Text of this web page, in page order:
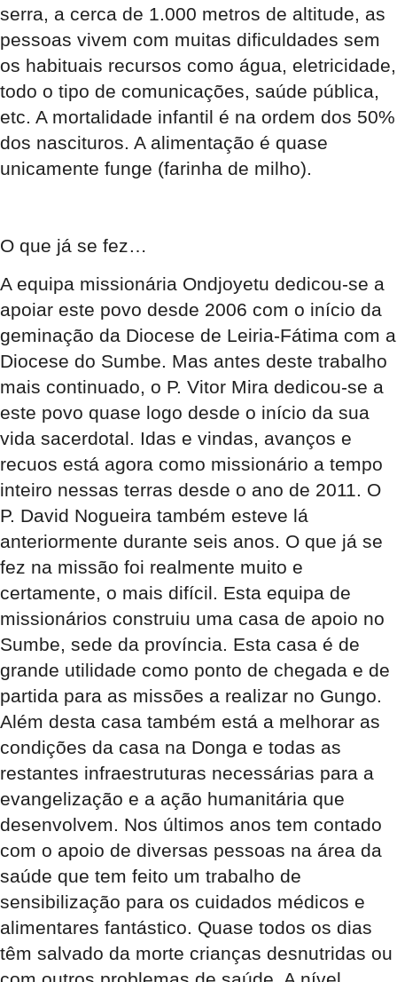
serra, a cerca de 1.000 metros de altitude, as
pessoas vivem com muitas dificuldades sem
os habituais recursos como água, eletricidade,
todo o tipo de comunicações, saúde pública,
etc. A mortalidade infantil é na ordem dos 50%
dos nascituros. A alimentação é quase
unicamente funge (farinha de milho).
O que já se fez…
A equipa missionária Ondjoyetu dedicou-se a
apoiar este povo desde 2006 com o início da
geminação da Diocese de Leiria-Fátima com a
Diocese do Sumbe. Mas antes deste trabalho
mais continuado, o P. Vitor Mira dedicou-se a
este povo quase logo desde o início da sua
vida sacerdotal. Idas e vindas, avanços e
recuos está agora como missionário a tempo
inteiro nessas terras desde o ano de 2011. O
P. David Nogueira também esteve lá
anteriormente durante seis anos. O que já se
fez na missão foi realmente muito e
certamente, o mais difícil. Esta equipa de
missionários construiu uma casa de apoio no
Sumbe, sede da província. Esta casa é de
grande utilidade como ponto de chegada e de
partida para as missões a realizar no Gungo.
Além desta casa também está a melhorar as
condições da casa na Donga e todas as
restantes infraestruturas necessárias para a
evangelização e a ação humanitária que
desenvolvem. Nos últimos anos tem contado
com o apoio de diversas pessoas na área da
saúde que tem feito um trabalho de
sensibilização para os cuidados médicos e
alimentares fantástico. Quase todos os dias
têm salvado da morte crianças desnutridas ou